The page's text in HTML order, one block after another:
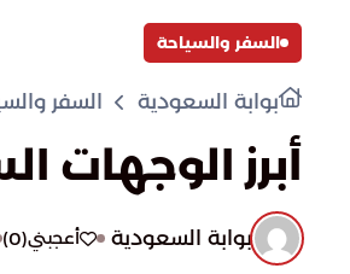
السفر والسياحة
بوابة السعودية السفر
أبرز الوجهات
بوابة السعودية أعجبني(
0
)